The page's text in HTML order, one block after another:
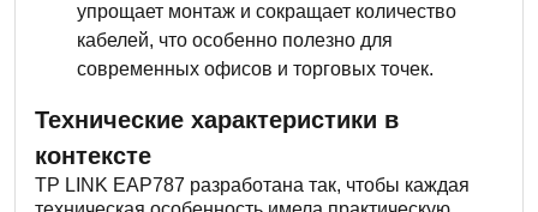
упрощает монтаж и сокращает количество
кабелей, что особенно полезно для
современных офисов и торговых точек.
Технические характеристики в
контексте
TP LINK EAP787 разработана так, чтобы каждая